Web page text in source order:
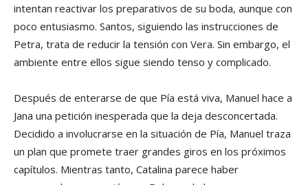
intentan reactivar los preparativos de su boda, aunque con
poco entusiasmo. Santos, siguiendo las instrucciones de
Petra, trata de reducir la tensión con Vera. Sin embargo, el
ambiente entre ellos sigue siendo tenso y complicado.
Después de enterarse de que Pía está viva, Manuel hace a
Jana una petición inesperada que la deja desconcertada.
Decidido a involucrarse en la situación de Pía, Manuel traza
un plan que promete traer grandes giros en los próximos
capítulos. Mientras tanto, Catalina parece haber